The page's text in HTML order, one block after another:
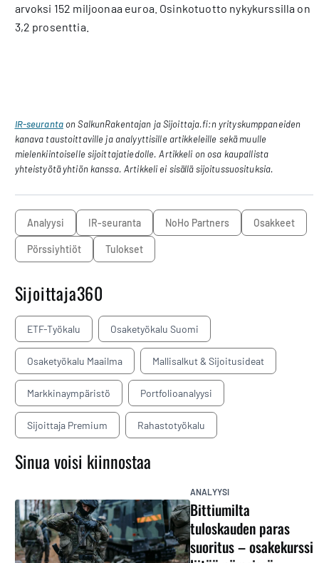
arvoksi 152 miljoonaa euroa. Osinkotuotto nykykurssilla on
3,2 prosenttia.
IR-seurantaon SalkunRakentajan ja Sijoittaja.fi:n yrityskumppaneiden
kanava taustoittaville ja analyyttisille artikkeleille sekä muulle
mielenkiintoiselle sijoittajatiedolle. Artikkeli on osa kaupallista
yhteistyötä yhtiön kanssa. Artikkeli ei sisällä sijoitussuosituksia.
analyysi IR-seuranta NoHo Partners osakkeet
pörssiyhtiöt tulokset
Sijoittaja360
ETF-Työkalu Osaketyökalu Suomi
Osaketyökalu Maailma Mallisalkut & Sijoitusideat
Markkinaympäristö Portfolioanalyysi
Sijoittaja Premium Rahastotyökalu
Sinua voisi kiinnostaa
ANALYYSI
Bittiumilta
tuloskauden paras
suoritus – osakekurssi